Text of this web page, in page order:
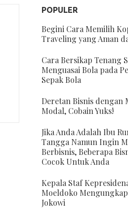
POPULER
Begini Cara Memilih
Traveling yang Aman
Cara Bersikap Tenang
Menguasai Bola pada
Sepak Bola
Deretan Bisnis dengan
Modal, Cobain Yuks!
Jika Anda Adalah Ibu
Tangga Namun Ingin
Berbisnis, Beberapa
Cocok Untuk Anda
Kepala Staf
Moeldoko
Jokowi